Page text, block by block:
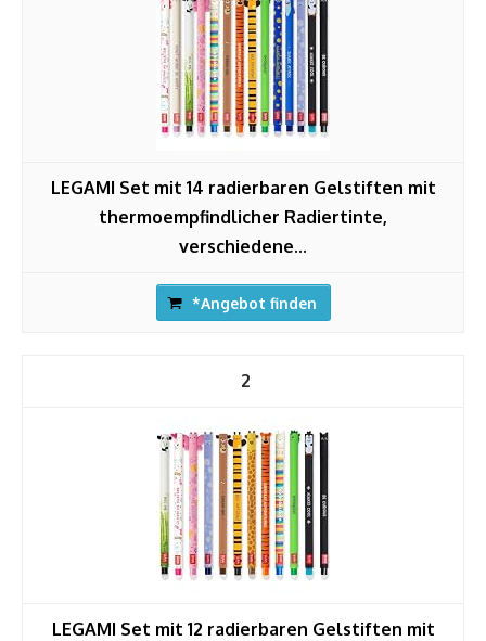
LEGAMI Set mit 14 radierbaren Gelstiften mit
thermoempfindlicher Radiertinte,
verschiedene...
*Angebot finden
2
LEGAMI Set mit 12 radierbaren Gelstiften mit